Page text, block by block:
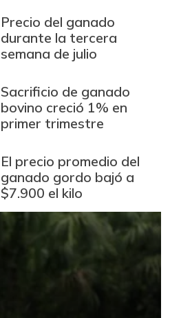
Precio del ganado
durante la tercera
semana de julio
Sacrificio de ganado
bovino creció 1% en
primer trimestre
El precio promedio del
ganado gordo bajó a
$7.900 el kilo